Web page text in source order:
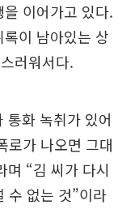
이어가고 있다.
이 남아있는 상
러워서다.
통화 녹취가 있어
로가 나오면 그대
며 “김 씨가 다시
수 없는 것”이라